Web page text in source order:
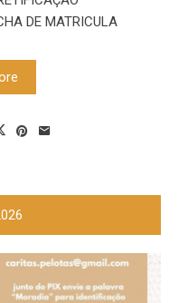
DE MATRICULA